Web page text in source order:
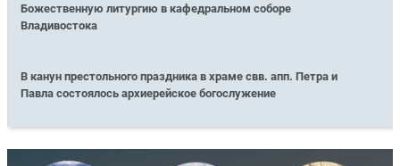
Божественную литургию в кафедральном соборе
Владивостока
В канун престольного праздника в храме свв. апп. Петра и
Павла состоялось архиерейское богослужение